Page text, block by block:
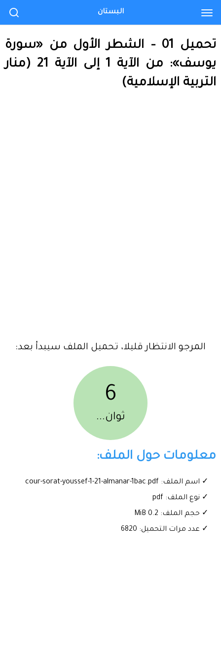
تحميل 01 – الشطر الأول من «سورة
يوسف»: من الآية 1 إلى الآية 21 (منار
التربية الإسلامية)
المرجو الانتظار قليلا، تحميل الملف سيبدأ بعد:
6
ثوان...
معلومات حول الملف:
✓ اسم الملف: cour-sorat-youssef-1-21-almanar-1bac.pdf
✓ نوع الملف: pdf
✓ حجم الملف: 0.2 MiB
✓ عدد مرات التحميل: 6820
البستان